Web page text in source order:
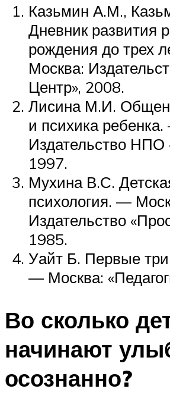
Казьмин А.М.,
Дневник развития
рождения до трех
Москва:
Центр», 2008.
Лисина М.И.
и психика
Издательство
1997.
Мухина В.С.
психология. —
Издательство
1985.
Уайт Б. Первые три
— Москва:
Во сколько
начинают
осознанно?